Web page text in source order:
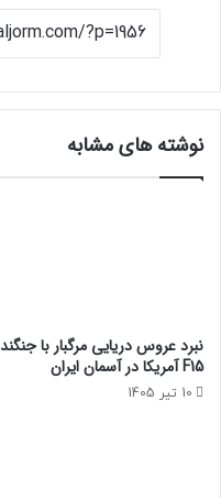
نوشته های مشابه
نبرد عروس دریایی مرگبار با
F15 آمریکا در آسمان ایران
10 تیر 1405